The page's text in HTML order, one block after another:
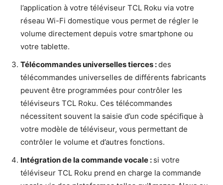
l’application à votre téléviseur TCL Roku via votre
réseau Wi-Fi domestique vous permet de régler le
volume directement depuis votre smartphone ou
votre tablette.
Télécommandes universelles tierces :des
télécommandes universelles de différents fabricants
peuvent être programmées pour contrôler les
téléviseurs TCL Roku. Ces télécommandes
nécessitent souvent la saisie d’un code spécifique à
votre modèle de téléviseur, vous permettant de
contrôler le volume et d’autres fonctions.
Intégration de la commande vocale : si votre
téléviseur TCL Roku prend en charge la commande